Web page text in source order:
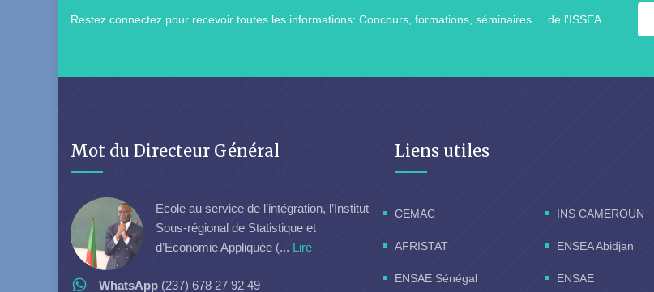
Restez connectez pour recevoir toutes les informations: Concours, formations, séminaires ... de l'ISSEA.
Mot du Directeur Général
Ecole au service de l’intégration, l’Institut
Sous-régional de Statistique et
d’Economie Appliquée (... Lire
WhatsApp (237) 678 27 92 49
Liens utiles
CEMAC INS CAMEROUN
AFRISTAT ENSEA Abidjan
ENSAE Sénégal ENSAE